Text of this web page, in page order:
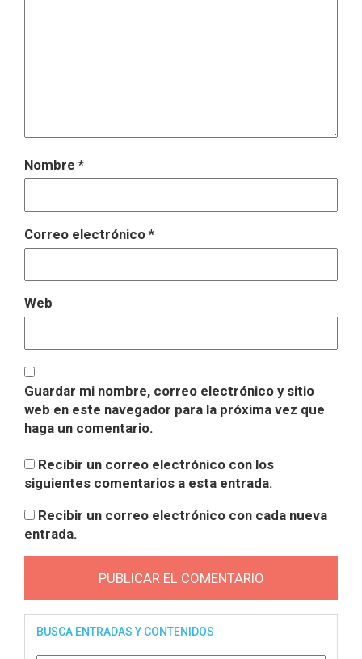
Nombre *
Correo electrónico *
Web
Guardar mi nombre, correo electrónico y sitio
web en este navegador para la próxima vez que
haga un comentario.
Recibir un correo electrónico con los
siguientes comentarios a esta entrada.
Recibir un correo electrónico con cada nueva
entrada.
BUSCA ENTRADAS Y CONTENIDOS